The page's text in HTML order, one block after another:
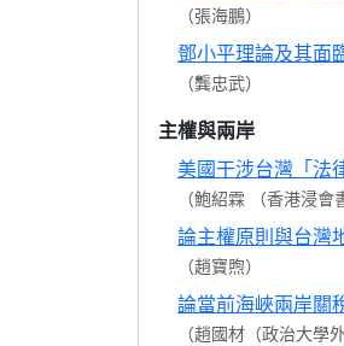
（張海鵬）
鄧小平理論及其面
（龔忠武）
主權與兩岸
美國干涉台灣「法
（鮑紹霖 （香港浸會
論主權原則與台灣
（趙寶煦）
論當前海峽兩岸關
（趙國材（政治大學